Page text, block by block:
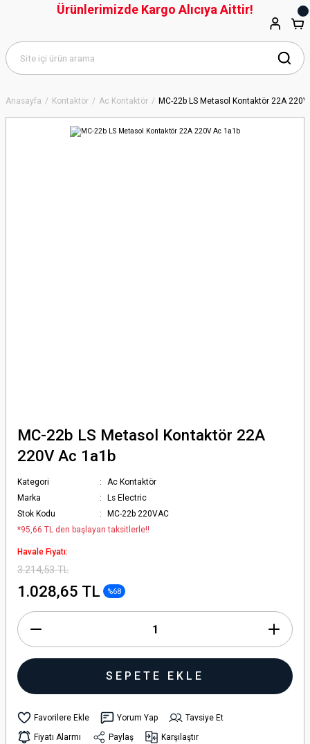
Anasayfa Kontaktör Ac Kontaktör MC-22b LS Metasol Kontaktör 22A
MC-22b LS Metasol Kontaktör 22A
220V Ac 1a1b
Kategori
Ac Kontaktör
Marka
Ls Electric
Stok Kodu
MC-22b 220VAC
*95,66 TL den başlayan taksitlerle!!
Havale Fiyatı:
3.214,53 TL
1.028,65 TL %68
SEPETE EKLE
Yorum Yap
Tavsiye Et
Fiyatı Alarmı
Paylaş Karşılaştır
Ürünlerimizde Kargo Alıcıya Aittir!